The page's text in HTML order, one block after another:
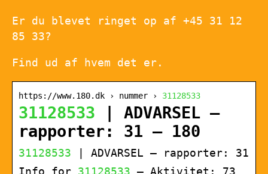
Er du blevet ringet op af +45 31 12
85 33?
Find ud af hvem det er.
https://www.180.dk › nummer › 31128533
31128533 | ADVARSEL –
rapporter: 31 – 180
31128533 | ADVARSEL – rapporter: 31
Info for 31128533 – Aktivitet: 73